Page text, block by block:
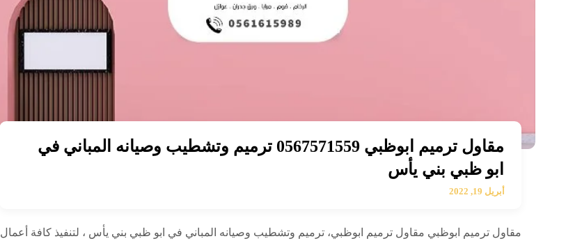
مقاول ترميم ابوظبي 0567571559 ترميم وتشطيب وصيانه المباني في
ابو ظبي بني يأس
أبريل 19, 2022
مقاول ترميم ابوظبي مقاول ترميم ابوظبي، ترميم وتشطيب وصيانه المباني في ابو ظبي بني يأس ، لتنفيذ كافة أعمال